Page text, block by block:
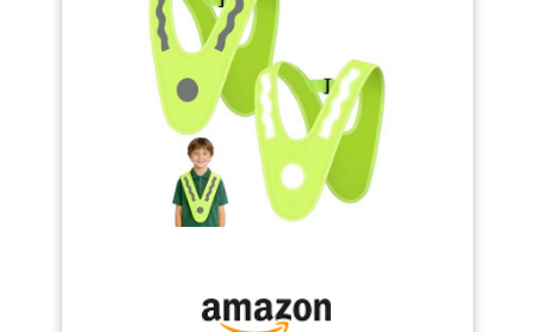
goûts. Polyvalent : Ce gilet de vélo réfléchissant
convient à diverses occasions en extérieur :
promenades nocturnes, voyages scolaires, vélo et
autres activités de plein air. Cadeau idéal : Ce gilet
de sécurité convient à tous les enfants, filles et
garçons. Confortable et pratique, il constitue
également un cadeau idéal pour la famille, les amis
et les enfants.